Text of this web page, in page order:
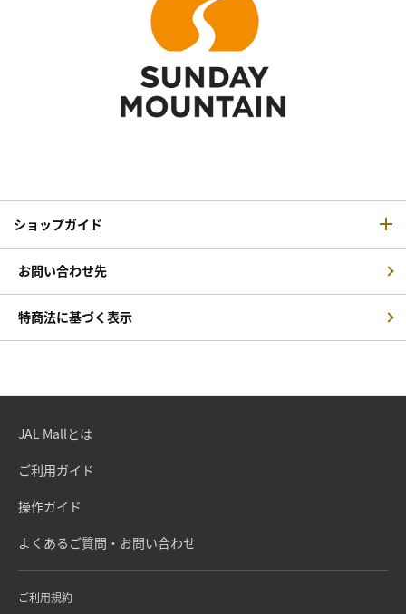
ショップガイド
お問い合わせ先
特商法に基づく表示
JAL Mallとは
ご利用ガイド
操作ガイド
よくあるご質問・お問い合わせ
ご利用規約